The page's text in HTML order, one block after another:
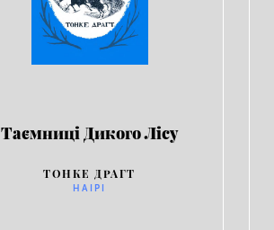
Таємниці Дикого Лісу
ТОНКЕ ДРАГТ
НАІРІ